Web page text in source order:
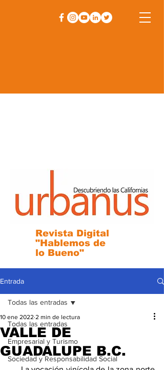
Revista Digital
"Hablemos de
lo Bueno"
Entrada
Todas las entradas
Empresarial y Turismo
Sociedad y Responsabilidad Social
Todas las entradas
VALLE DE
GUADALUPE B.C.
10 ene 2022 2 min de lectura